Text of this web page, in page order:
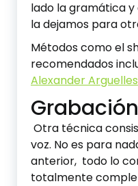
lado la gramática
la dejamos para
Métodos como el
recomendados
Alexander Arguelles
Otra técnica
voz. No es para
anterior, todo lo
totalmente